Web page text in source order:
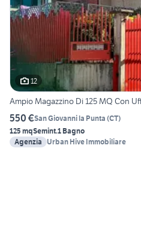
12
Ampio Magazzino Di 125 MQ Con
550 €San Giovanni la Punta (CT)
125 mqSemint.1 Bagno
Agenzia
Urban Hive Immobiliare